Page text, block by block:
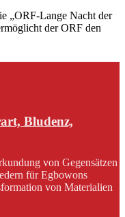
„ORF-Lange Nacht der
der ORF den
Bludenz,
von Gegensätzen
für Egbowons
von Materialien